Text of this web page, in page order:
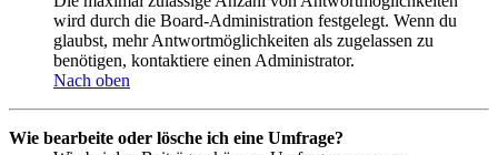
wird durch die Board-Administration festgelegt. Wenn du
glaubst, mehr Antwortmöglichkeiten als zugelassen zu
benötigen, kontaktiere einen Administrator.
Nach oben
Wie bearbeite oder lösche ich eine Umfrage?